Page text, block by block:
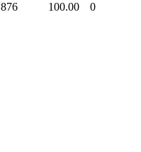
876 100.00 0